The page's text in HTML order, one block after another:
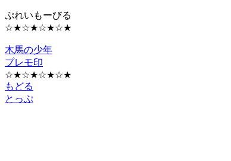
ぷれいもーびる
☆★☆★☆★☆★
木馬の少年
プレモ印
☆★☆★☆★☆★
もどる
とっぷ